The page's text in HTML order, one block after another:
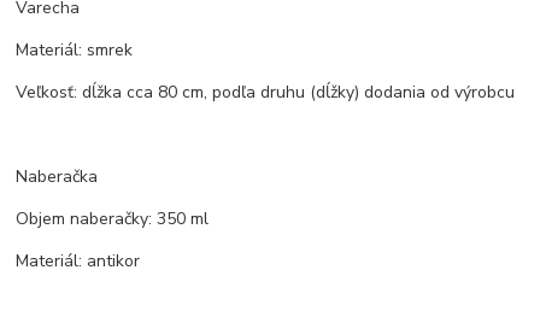
Varecha
Materiál: smrek
Veľkosť: dĺžka cca 80 cm, podľa druhu (dĺžky) dodania od výrobcu
Naberačka
Objem naberačky: 350 ml
Materiál: antikor